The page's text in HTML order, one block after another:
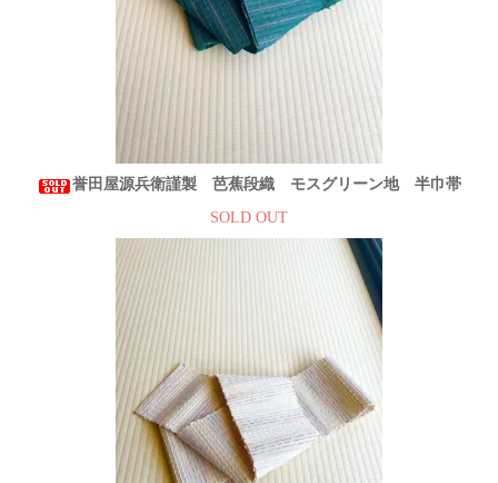
誉田屋源兵衛謹製 芭蕉段織 モスグリーン地 半巾帯
SOLD OUT